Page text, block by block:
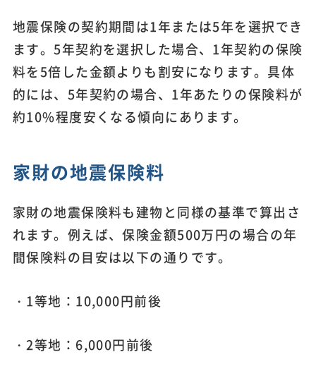
地震保険の契約期間は1年または5年を選択でき
ます。5年契約を選択した場合、1年契約の保険
料を5倍した金額よりも割安になります。具体
的には、5年契約の場合、1年あたりの保険料が
約10%程度安くなる傾向にあります。
家財の地震保険料
家財の地震保険料も建物と同様の基準で算出さ
れます。例えば、保険金額500万円の場合の年
間保険料の目安は以下の通りです。
・1等地：10,000円前後
・2等地：6,000円前後